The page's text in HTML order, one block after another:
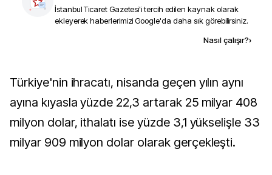
İstanbul Ticaret Gazetesi'i tercih edilen kaynak olarak
ekleyerek haberlerimizi Google'da daha sık görebilirsiniz.
Nasıl çalışır?›
Türkiye'nin ihracatı, nisanda geçen yılın aynı
ayına kıyasla yüzde 22,3 artarak 25 milyar 408
milyon dolar, ithalatı ise yüzde 3,1 yükselişle 33
milyar 909 milyon dolar olarak gerçekleşti.